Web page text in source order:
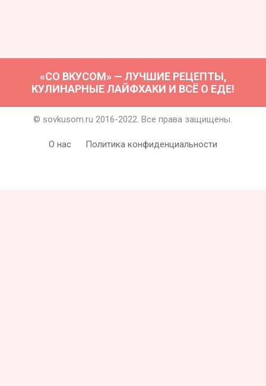
«СО ВКУСОМ» — ЛУЧШИЕ РЕЦЕПТЫ,
КУЛИНАРНЫЕ ЛАЙФХАКИ И ВСЁ О ЕДЕ!
© sovkusom.ru 2016-2022. Все права защищены.
О нас Политика конфиденциальности